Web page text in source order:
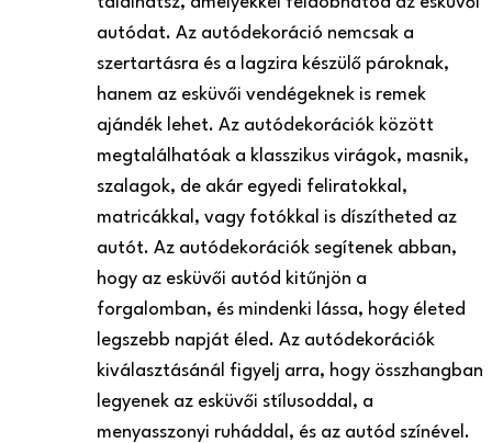
autódat. Az autódekoráció nemcsak a
szertartásra és a lagzira készülő pároknak,
hanem az esküvői vendégeknek is remek
ajándék lehet. Az autódekorációk között
megtalálhatóak a klasszikus virágok, masnik,
szalagok, de akár egyedi feliratokkal,
matricákkal, vagy fotókkal is díszítheted az
autót. Az autódekorációk segítenek abban,
hogy az esküvői autód kitűnjön a
forgalomban, és mindenki lássa, hogy életed
legszebb napját éled. Az autódekorációk
kiválasztásánál figyelj arra, hogy összhangban
legyenek az esküvői stílusoddal, a
menyasszonyi ruháddal, és az autód színével.